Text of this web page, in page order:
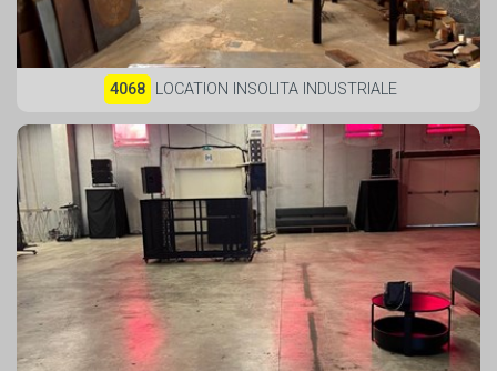
4068 LOCATION INSOLITA INDUSTRIALE